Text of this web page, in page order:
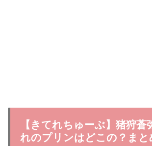
【きてれちゅーぶ】猪狩蒼
れのプリンはどこの？まと